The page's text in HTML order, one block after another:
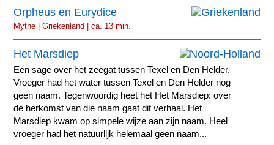
Orpheus en Eurydice
Mythe | Griekenland | ca. 13 min.
Het Marsdiep
Een sage over het zeegat tussen Texel en Den Helder.
Vroeger had het water tussen Texel en Den Helder nog
geen naam. Tegenwoordig heet het Het Marsdiep: over
de herkomst van die naam gaat dit verhaal. Het
Marsdiep kwam op simpele wijze aan zijn naam. Heel
vroeger had het natuurlijk helemaal geen naam...